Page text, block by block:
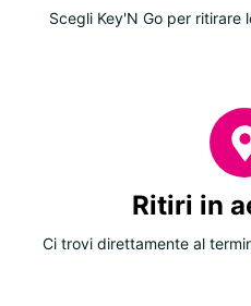
Scegli Key'N Go per ritirare
Ritiri in
Ci trovi direttamente al